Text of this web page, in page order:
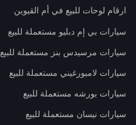
ارقام لوحات للبيع في أم القيوين
سيارات بي إم دبليو مستعملة للبيع
سيارات مرسيدس بنز مستعملة للبيع
سيارات لامبورغيني مستعملة للبيع
سيارات بورشه مستعملة للبيع
سيارات نيسان مستعملة للبيع